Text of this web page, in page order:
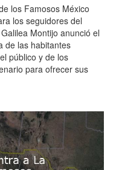
los Famosos México
los seguidores del
Montijo anunció el
de las habitantes
público y de los
para ofrecer sus